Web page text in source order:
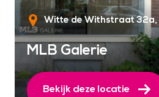
Witte de Withstraat 32a
MLB Galerie
Bekijk deze locatie